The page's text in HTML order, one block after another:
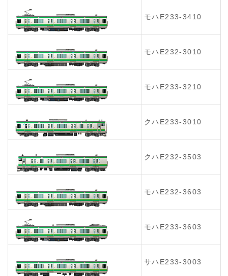
モハE233-3410
モハE232-3010
モハE233-3210
クハE233-3010
クハE232-3503
モハE232-3603
モハE233-3603
サハE233-3003